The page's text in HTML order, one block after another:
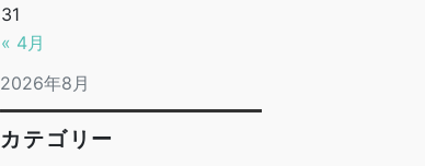
2026年8月
« 4月
31
カテゴリー